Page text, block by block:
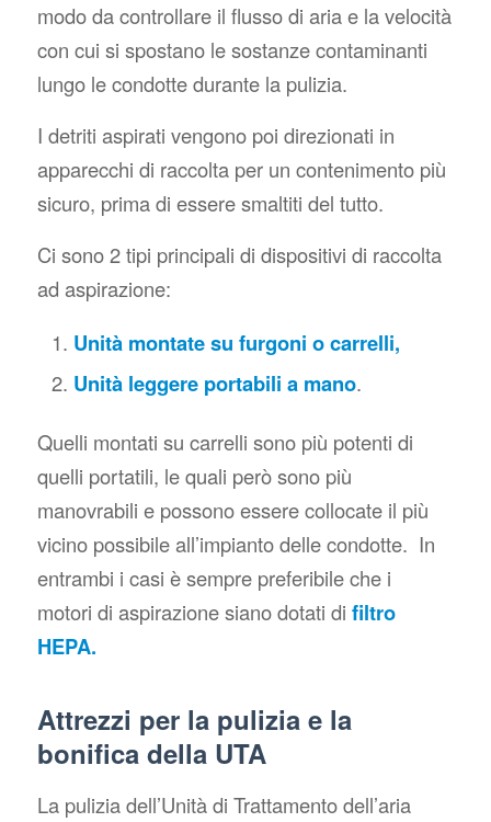
modo da controllare il flusso di aria e la velocità
con cui si spostano le sostanze contaminanti
lungo le condotte durante la pulizia.
I detriti aspirati vengono poi direzionati in
apparecchi di raccolta per un contenimento più
sicuro, prima di essere smaltiti del tutto.
Ci sono 2 tipi principali di dispositivi di raccolta
ad aspirazione:
Unità montate su furgoni o carrelli,
Unità leggere portabili a mano.
Quelli montati su carrelli sono più potenti di
quelli portatili, le quali però sono più
manovrabili e possono essere collocate il più
vicino possibile all’impianto delle condotte. In
entrambi i casi è sempre preferibile che i
motori di aspirazione siano dotati di filtro
HEPA.
Attrezzi per la pulizia e la
bonifica della UTA
La pulizia dell’Unità di Trattamento dell’aria